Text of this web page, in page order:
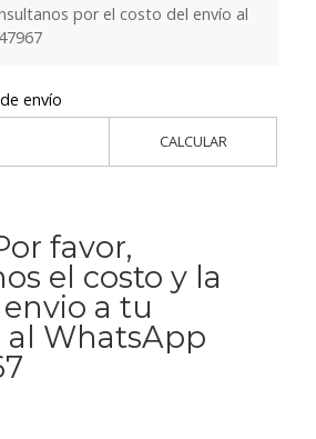
por el costo del envío al
envío
CALCULAR
favor,
el costo y la
a tu
al WhatsApp